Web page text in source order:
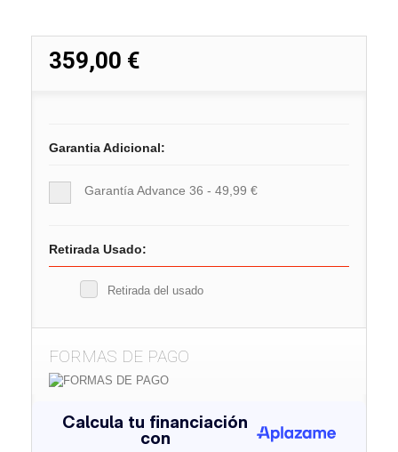
359,00 €
Garantia Adicional:
Garantía Advance 36 - 49,99 €
Retirada Usado:
Retirada del usado
FORMAS DE PAGO